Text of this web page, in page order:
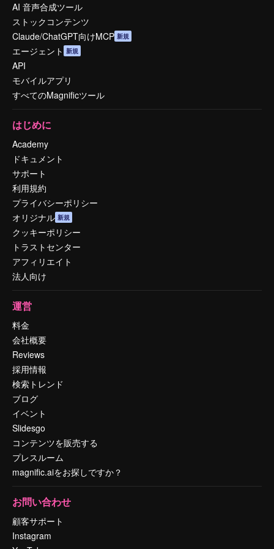
AI 音声合成ツール
ストックコンテンツ
Claude/ChatGPT向けMCP 新規
エージェント 新規
API
モバイルアプリ
すべてのMagnificツール
はじめに
Academy
ドキュメント
サポート
利用規約
プライバシーポリシー
オリジナル 新規
クッキーポリシー
トラストセンター
アフィリエイト
法人向け
運営
料金
会社概要
Reviews
採用情報
検索トレンド
ブログ
イベント
Slidesgo
コンテンツを販売する
プレスルーム
magnific.aiをお探しですか？
お問い合わせ
顧客サポート
Instagram